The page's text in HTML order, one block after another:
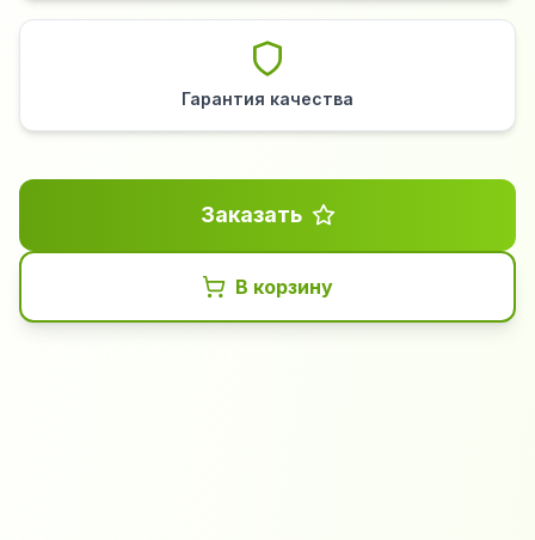
Гарантия качества
Заказать
В корзину